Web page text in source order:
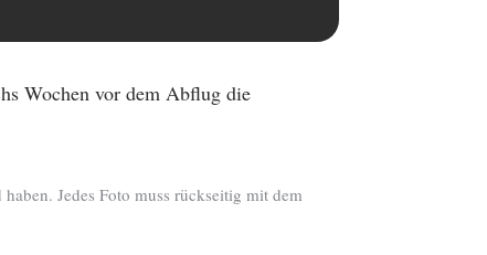
Wochen vor dem Abflug die
Jedes Foto muss rückseitig mit dem